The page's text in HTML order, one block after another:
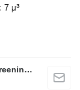
7 μ³
FABO Mobile & Stationary Crushing and Screening Plants | Concrete Batching Plants Manufacturer